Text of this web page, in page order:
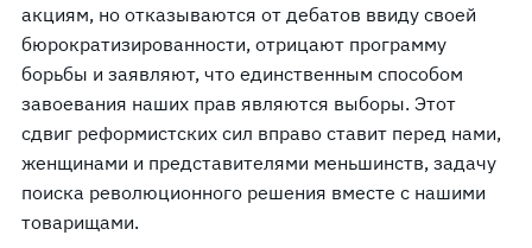
акциям, но отказываются от дебатов ввиду своей
бюрократизированности, отрицают программу
борьбы и заявляют, что единственным способом
завоевания наших прав являются выборы. Этот
сдвиг реформистских сил вправо ставит перед нами,
женщинами и представителями меньшинств, задачу
поиска революционного решения вместе с нашими
товарищами.